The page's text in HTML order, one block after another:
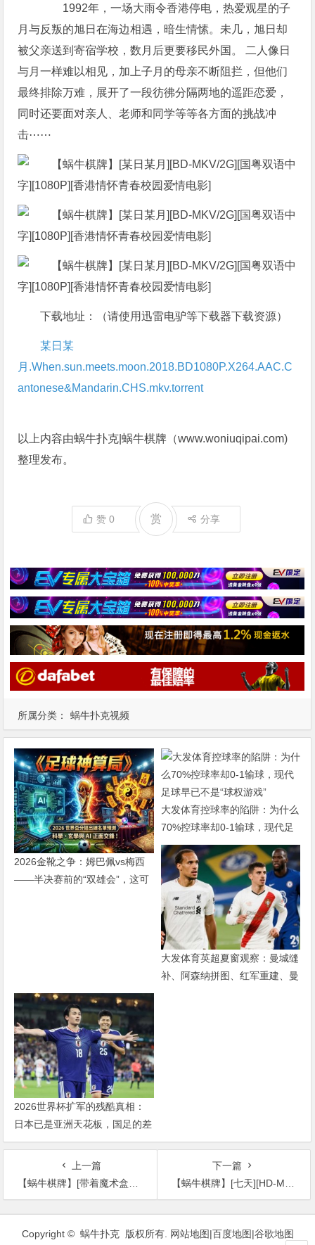
所属分类： 蜗牛扑克视频
1992年，一场大雨令香港停电，热爱观星的子
月与反叛的旭日在海边相遇，暗生情愫。未几，旭日却
被父亲送到寄宿学校，数月后更要移民外国。 二人像日
与月一样难以相见，加上子月的母亲不断阻拦，但他们
最终排除万难，展开了一段彷彿分隔两地的遥距恋爱，
同时还要面对亲人、老师和同学等等各方面的挑战冲
击⋯⋯
下载地址：（请使用迅雷电驴等下载器下载资源）
某日某
月.When.sun.meets.moon.2018.BD1080P.X264.AAC.C
antonese&Mandarin.CHS.mkv.torrent
以上内容由蜗牛扑克|蜗牛棋牌（www.woniuqipai.com)
整理发布。
赞0 赏 分享
2026金靴之争：姆巴佩vs梅西
——半决赛前的“双雄会”，这可
大发体育控球率的陷阱：为什么
70%控球率却0-1输球，现代足
球早已不是“球权游戏”
大发体育英超夏窗观察：曼城缝
补、阿森纳拼图、红军重建、曼
2026世界杯扩军的残酷真相：
日本已是亚洲天花板，国足的差
距远不止几个名额
上一篇
【蜗牛棋牌】[带着魔术盒的男人][HD-MP4/1G][英语中字][720P][科幻愛情穿越片]
下一篇
【蜗牛棋牌】[七天][HD-MP4/1.6G][国语中字][720P][通缉犯和女警掉进陷阱]
文
Copyright © 蜗牛扑克 版权所有. 网站地图|百度地图|谷歌地图